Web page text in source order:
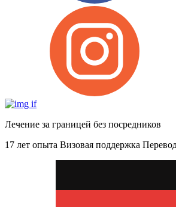
Лечение за границей без посредников
17 лет опыта Визовая поддержка